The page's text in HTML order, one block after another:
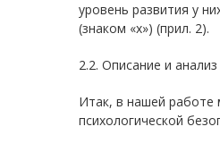
уровень развития у
(знаком «х») (прил. 2).
2.2. Описание и
Итак, в нашей работе
психологической